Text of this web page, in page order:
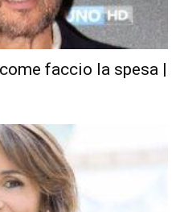
faccio la spesa |